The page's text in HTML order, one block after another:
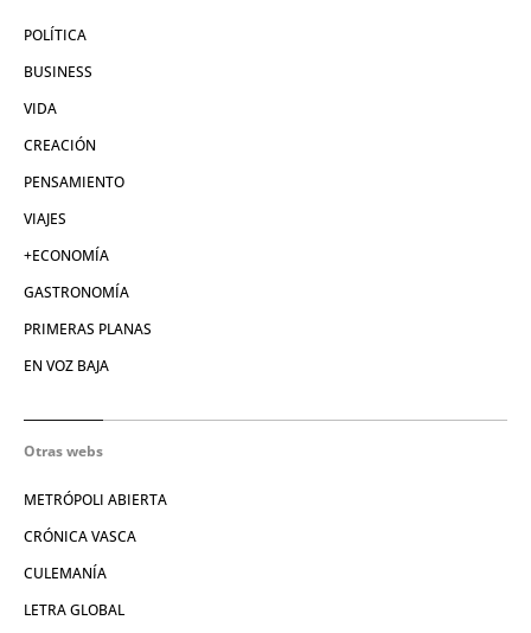
POLÍTICA
BUSINESS
VIDA
CREACIÓN
PENSAMIENTO
VIAJES
+ECONOMÍA
GASTRONOMÍA
PRIMERAS PLANAS
EN VOZ BAJA
Otras webs
METRÓPOLI ABIERTA
CRÓNICA VASCA
CULEMANÍA
LETRA GLOBAL